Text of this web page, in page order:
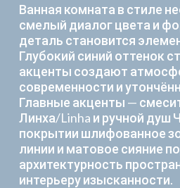
Ванная комната в стиле
смелый диалог цвета и
деталь становится
Глубокий синий оттенок
акценты создают
современности и
Главные акценты —
Линха/Linha и ручной душ
покрытии шлифованное
линии и матовое сияние
архитектурность
интерьеру изысканности.